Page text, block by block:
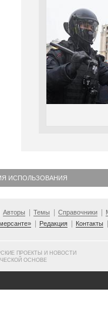
ИСПОЛЬЗОВАНИЯ
Авторы Темы Справочники
Редакция Контакты
ПРОЕКТЫ И НОВОСТИ
ОСНОВЕ